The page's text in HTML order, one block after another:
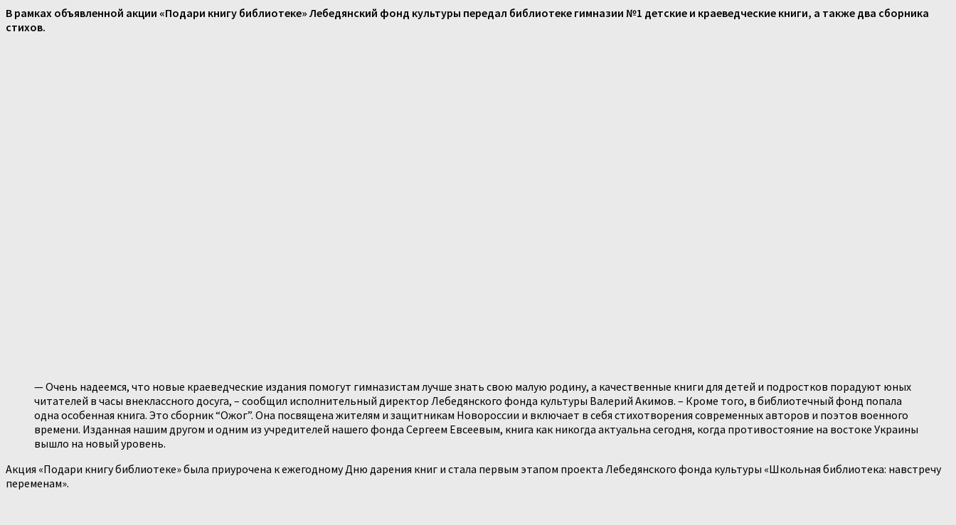
В рамках объявленной акции «Подари книгу библиотеке» Лебедянский фонд культуры передал библиотеке гимназии №1 детские и краеведческие книги, а также два сборника
стихов.
— Очень надеемся, что новые краеведческие издания помогут гимназистам лучше знать свою малую родину, а качественные книги для детей и подростков порадуют юных
читателей в часы внеклассного досуга, – сообщил исполнительный директор Лебедянского фонда культуры Валерий Акимов. – Кроме того, в библиотечный фонд попала
одна особенная книга. Это сборник “Ожог”. Она посвящена жителям и защитникам Новороссии и включает в себя стихотворения современных авторов и поэтов военного
времени. Изданная нашим другом и одним из учредителей нашего фонда Сергеем Евсеевым, книга как никогда актуальна сегодня, когда противостояние на востоке Украины
вышло на новый уровень.
Акция «Подари книгу библиотеке» была приурочена к ежегодному Дню дарения книг и стала первым этапом проекта Лебедянского фонда культуры «Школьная библиотека: навстречу
переменам».